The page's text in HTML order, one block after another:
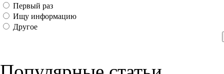
Первый раз
Ищу информацию
Другое